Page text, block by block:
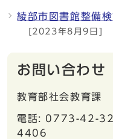
綾部市図書館整備
[2023年8月9日]
お問い合わせ
教育部社会教育課
電話: 0773-42-
4406